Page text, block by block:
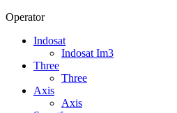
Operator
Indosat
Indosat Im3
Three
Three
Axis
Axis